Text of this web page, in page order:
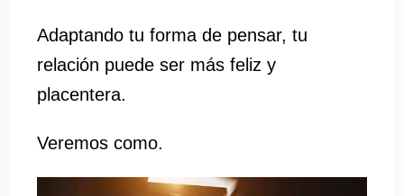
Adaptando tu forma de pensar, tu
relación puede ser más feliz y
placentera.
Veremos como.